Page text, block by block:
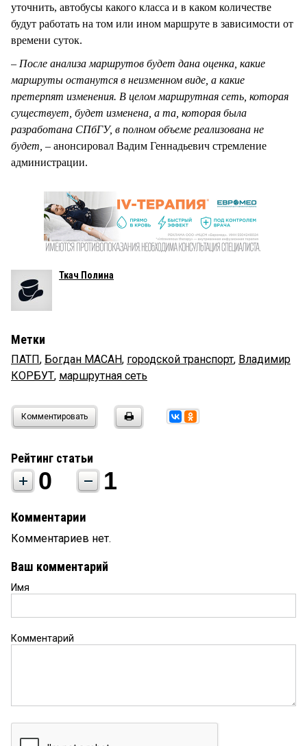
уточнить, автобусы какого класса и в каком количестве
будут работать на том или ином маршруте в зависимости от
времени суток.
– После анализа маршрутов будет дана оценка, какие
маршруты останутся в неизменном виде, а какие
претерпят изменения. В целом маршрутная сеть, которая
существует, будет изменена, а та, которая была
разработана СПбГУ, в полном объеме реализована не
будет, – анонсировал Вадим Геннадьевич стремление
администрации.
Ткач Полина
Метки
ПАТП, Богдан МАСАН, городской транспорт, Владимир
КОРБУТ, маршрутная сеть
Комментировать
Рейтинг статьи
0 1
Комментарии
Комментариев нет.
Ваш комментарий
Имя
Комментарий